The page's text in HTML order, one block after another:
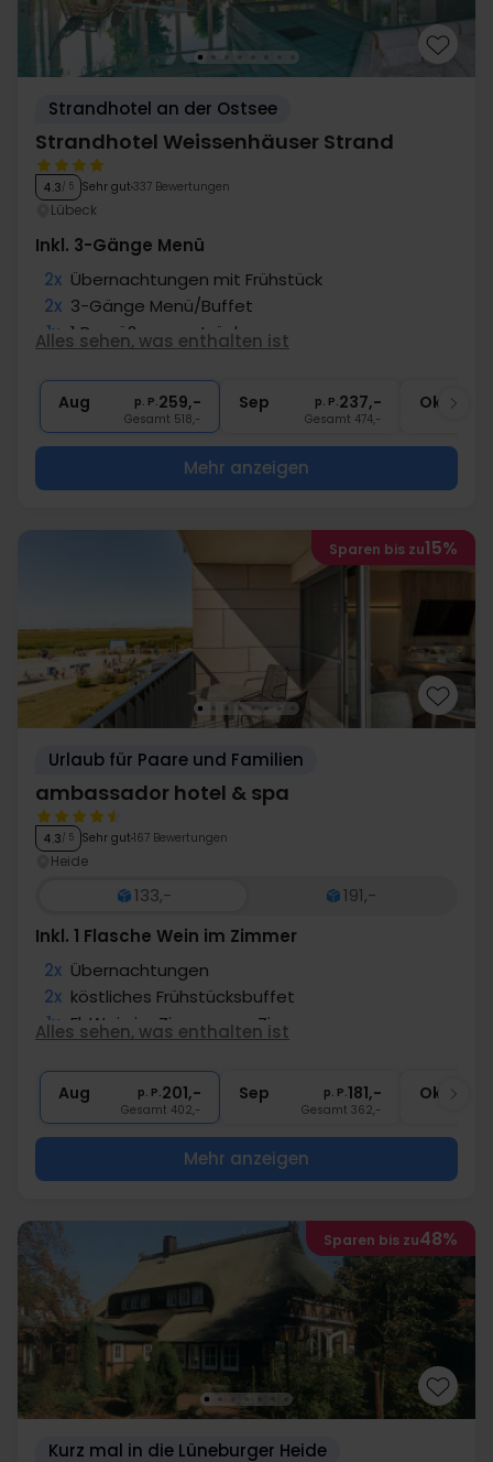
Strandhotel an der Ostsee
Strandhotel Weissenhäuser Strand
4.3/ 5 Sehr gut 337 Bewertungen
Lübeck
Inkl. 3-Gänge Menü
2x Übernachtungen mit Frühstück
2x 3-Gänge Menü/Buffet
1x 1 Begrüßungsgetränk
2x Gratis Nutzung Pool, Sauna, Fitness
Alles sehen, was enthalten ist
Aug p. P.259,-
Gesamt 518,-
Sep p. P.237,-
Gesamt 474,-
Okt
Mehr anzeigen
Sparen bis zu15%
Urlaub für Paare und Familien
ambassador hotel & spa
4.3/ 5 Sehr gut 167 Bewertungen
Heide
133,-
191,-
Inkl. 1 Flasche Wein im Zimmer
2x Übernachtungen
2x köstliches Frühstücksbuffet
1x Fl. Wein im Zimmer pro Zimmer
1x Fl. Wasser im Zimmer pro Zimmer
Alles sehen, was enthalten ist
Aug p. P.201,-
Gesamt 402,-
Sep p. P.181,-
Gesamt 362,-
Okt
Mehr anzeigen
Sparen bis zu48%
Kurz mal in die Lüneburger Heide